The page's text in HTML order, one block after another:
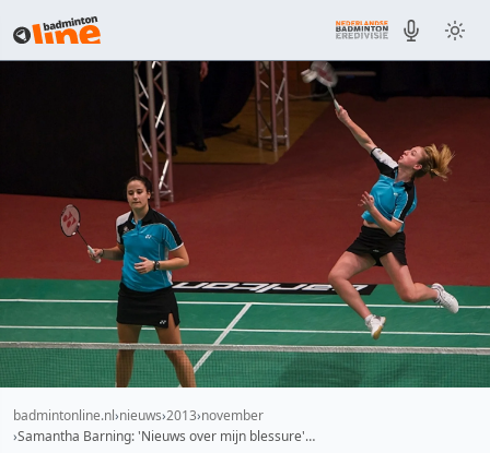
badmintonline.nl nieuws 2013 november
Samantha Barning: 'Nieuws over mijn blessure'…